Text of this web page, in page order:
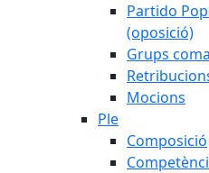
Partido
(oposició)
Grups
Mocions
Ple
Composició